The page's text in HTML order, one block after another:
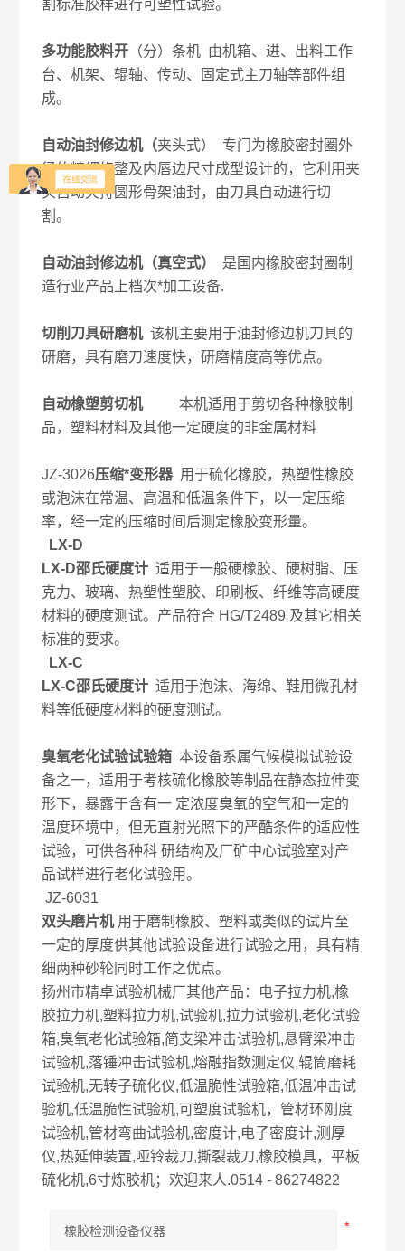
割标准胶样进行可塑性试验。
多功能胶料开 （分）条机 由机箱、进、出料工作
台、机架、辊轴、传动、固定式主刀轴等部件组
成。
自动油封修边机（夹头式） 专门为橡胶密封圈外
径的精细修整及内唇边尺寸成型设计的，它利用夹
头自动夹持圆形骨架油封，由刀具自动进行切
割。
自动油封修边机（真空式）
是国内橡胶密封圈制
造行业产品上档次*加工设备.
切削刀具研磨机该机主要用于油封修边机刀具的
研磨，具有磨刀速度快，研磨精度高等优点。
自动橡塑剪切机
本机适用于剪切各种橡胶制
品，塑料材料及其他一定硬度的非金属材料
JZ-3026压缩*变形器 用于硫化橡胶，热塑性橡胶
或泡沫在常温、高温和低温条件下，以一定压缩
率，经一定的压缩时间后测定橡胶变形量。
LX-D
LX-D邵氏硬度计 适用于一般硬橡胶、硬树脂、压
克力、玻璃、热塑性塑胶、印刷板、纤维等高硬度
材料的硬度测试。产品符合 HG/T2489 及其它相关
标准的要求。
LX-C
LX-C邵氏硬度计 适用于泡沫、海绵、鞋用微孔材
料等低硬度材料的硬度测试。
臭氧老化试验试验箱 本设备系属气候模拟试验设
备之一，适用于考核硫化橡胶等制品在静态拉伸变
形下，暴露于含有一 定浓度臭氧的空气和一定的
温度环境中，但无直射光照下的严酷条件的适应性
试验，可供各种科 研结构及厂矿中心试验室对产
品试样进行老化试验用。
JZ-6031
双头磨片机 用于磨制橡胶、塑料或类似的试片至
一定的厚度供其他试验设备进行试验之用，具有精
细两种砂轮同时工作之优点。
扬州市精卓试验机械厂其他产品：电子拉力机,橡
胶拉力机,塑料拉力机,试验机,拉力试验机,老化试验
箱,臭氧老化试验箱,简支梁冲击试验机,悬臂梁冲击
试验机,落锤冲击试验机,熔融指数测定仪,辊筒磨耗
试验机,无转子硫化仪,低温脆性试验箱,低温冲击试
验机,低温脆性试验机,可塑度试验机，管材环刚度
试验机,管材弯曲试验机,密度计,电子密度计,测厚
仪,热延伸装置,哑铃裁刀,撕裂裁刀,橡胶模具，平板
硫化机,6寸炼胶机；欢迎来人.0514 - 86274822